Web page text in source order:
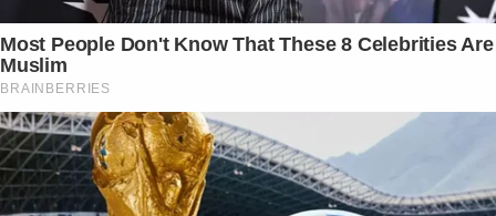
Most People Don't Know That These 8 Celebrities Are
Muslim
BRAINBERRIES